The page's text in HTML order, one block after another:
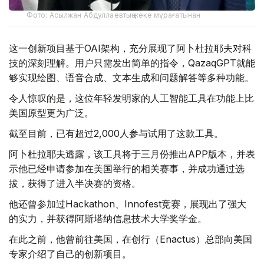
Фото: Асылжан Абдуллаевтың жеке мұрағатынан
这一创新项目基于OAI架构，充分展现了阿卜杜拉耶夫对科
技的深刻理解。用户只需发出简单的指令，QazaqGPT就能
够实现绘图、语音合成、文本生成和问题解答等多种功能。
令人惊叹的是，这位年轻发明家的人工智能工具在功能上比
美国原型更为广泛。
截至目前，已有超过2,000人参与试用了这款工具。
阿卜杜拉耶夫透露，该工具将于三月份推出APP版本，并表
示他已经申请参加在美国举行的相关赛事，并成功通过选
拔，获得了进入半决赛的资格。
他还曾参加过Hackathon、Innofest竞赛，展现出了强大
的实力，并获得阿斯塔纳信息技术大学奖学金。
在此之前，他曾前往美国，在创行（Enactus）总部向美国
专家介绍了自己的创新项目。